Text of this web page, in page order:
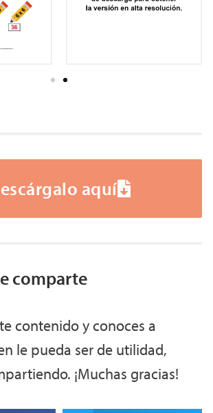
aquí
comparte
contenido y conoces a
le pueda ser de utilidad,
¡Muchas gracias!